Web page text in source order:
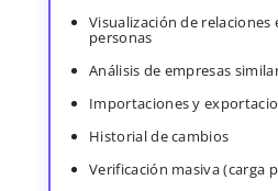
Visualización de relaciones
personas
Análisis de empresas
Importaciones y
Historial de cambios
Verificación masiva (carga